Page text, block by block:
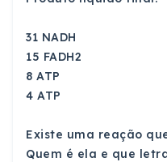
31 NADH
15 FADH2
8 ATP
4 ATP
Existe uma reação
Quem é ela e que